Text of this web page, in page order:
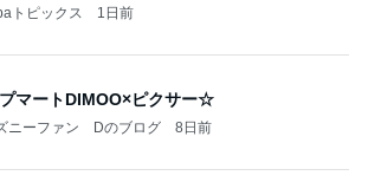
トピックス 1日前
マートDIMOO×ピクサー☆
ニーファン Dのブログ 8日前